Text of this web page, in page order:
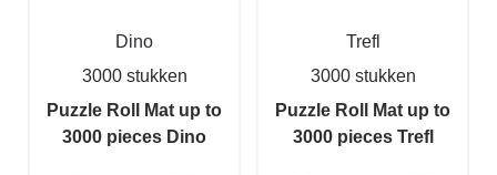
Dino
3000 stukken
Puzzle Roll Mat up to
3000 pieces Dino
Trefl
3000 stukken
Puzzle Roll Mat up to
3000 pieces Trefl